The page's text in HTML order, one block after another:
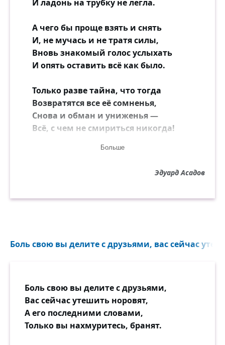
И ладонь на трубку не легла.
А чего бы проще взять и снять
И, не мучась и не тратя силы,
Вновь знакомый голос услыхать
И опять оставить всё как было.
Только разве тайна, что тогда
Возвратятся все её сомненья,
Снова и обман и униженья —
Всё, с чем не смириться никогда!
Звон кружил, дрожал не умолкая,
Всей душою, может, понимая,
Вечер этот необычным был,
Взвыл и смолк бессильно телефон.
Стало тихо. Где-то пели стройно...
Дверь раскрыла, вышла на балкон.
В первый раз дышалось ей спокойно.
Больше
Эдуард Асадов
Боль свою вы делите с друзьями, вас сейчас
Боль свою вы делите с друзьями,
Вас сейчас утешить норовят,
А его последними словами,
Только вы нахмуритесь, бранят.